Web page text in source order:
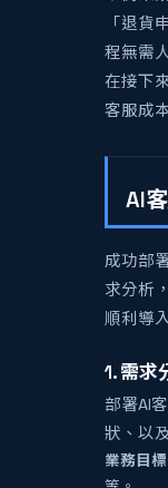
「退貨
程無需
在接下
客服成
AI
成功部
求分析
順利導
1. 需求
部署AI
狀、以
業務目標